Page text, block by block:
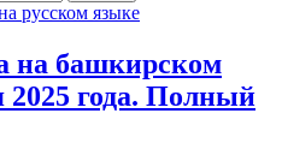
русском языке
на башкирском
2025 года. Полный